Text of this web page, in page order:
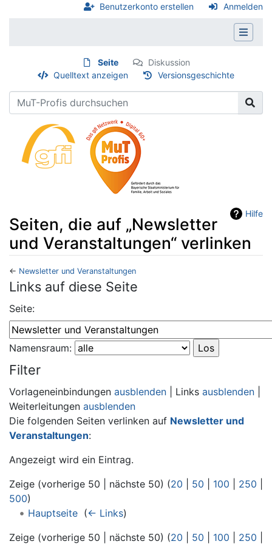
Benutzerkonto erstellen Anmelden
Seite
Diskussion
Quelltext anzeigen
Versionsgeschichte
Hilfe
Seiten, die auf „Newsletter
und Veranstaltungen“ verlinken
← Newsletter und Veranstaltungen
Wechseln zu: Navigation,Suche
Links auf diese Seite
Seite:
Namensraum:
Filter
Vorlageneinbindungen ausblenden | Links ausblenden
Weiterleitungen ausblenden
Die folgenden Seiten verlinken auf Newsletter und
Veranstaltungen:
Angezeigt wird ein Eintrag.
Zeige (vorherige 50 | nächste 50) (20 50 100 250
500)
Hauptseite‎ (← Links)
Zeige (vorherige 50 | nächste 50) (20 50 100 250